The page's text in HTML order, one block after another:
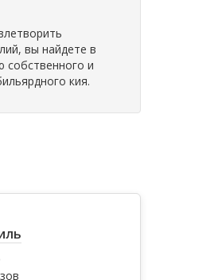
вы найдете в
собственного и
кия.